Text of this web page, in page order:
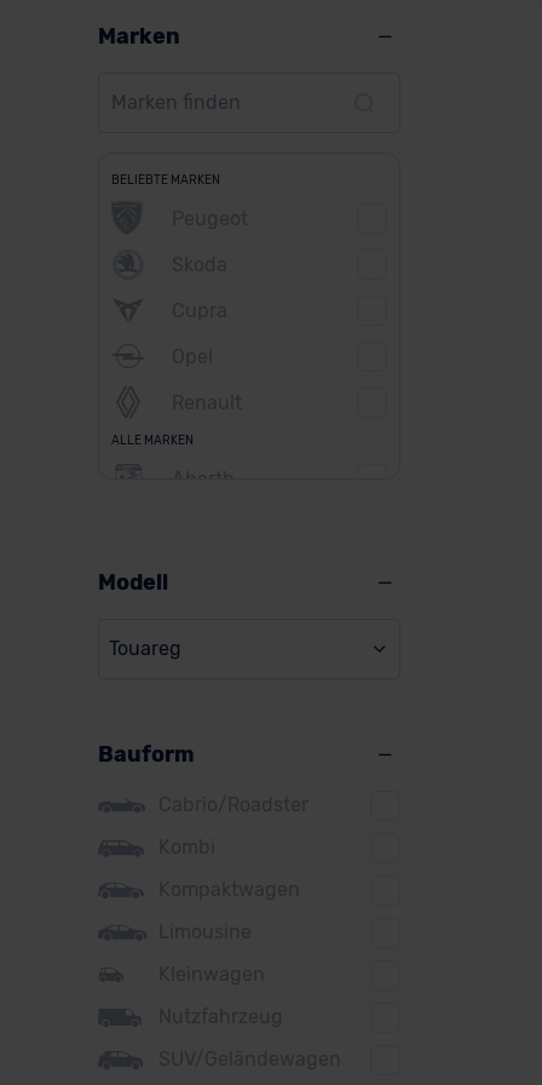
Marken
BELIEBTE MARKEN
Peugeot
Skoda
Cupra
Opel
Renault
ALLE MARKEN
Abarth
BMW
Citroen
Cupra
DS
Dacia
Fiat
Ford
Honda
Modell
Touareg
Bauform
Cabrio/Roadster
Kombi
Kompaktwagen
Limousine
Kleinwagen
Nutzfahrzeug
SUV/Geländewagen